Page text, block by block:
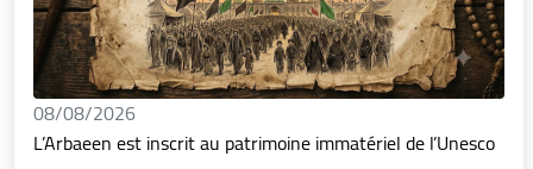
08/08/2026
L’Arbaeen est inscrit au patrimoine immatériel de l’Unesco